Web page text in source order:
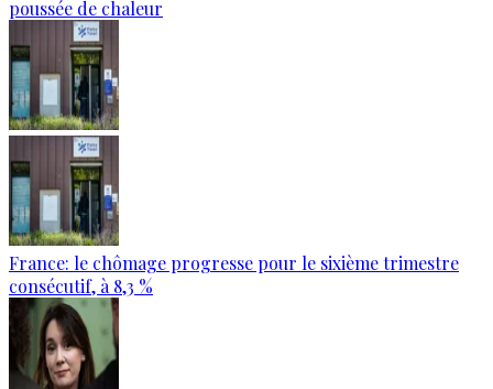
poussée de chaleur
France: le chômage progresse pour le sixième trimestre
consécutif, à 8,3 %